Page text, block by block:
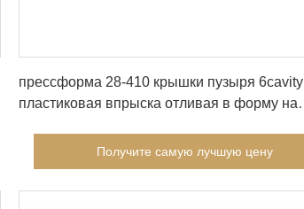
прессформа 28-410 крышки пузыря 6cavity
пластиковая впрыска отливая в форму на
Получите самую лучшую цену